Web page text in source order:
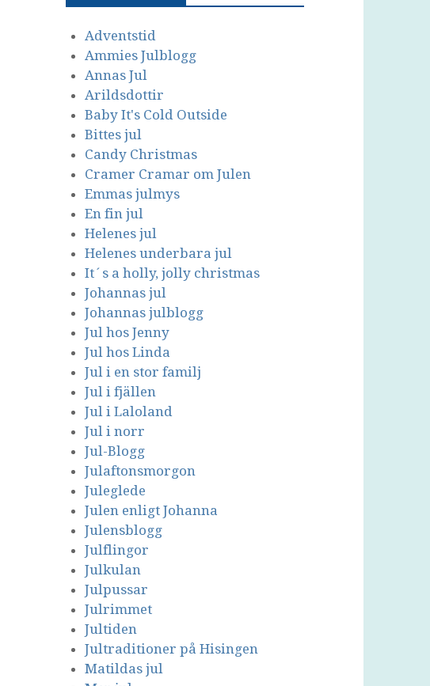
Adventstid
Ammies Julblogg
Annas Jul
Arildsdottir
Baby It's Cold Outside
Bittes jul
Candy Christmas
Cramer Cramar om Julen
Emmas julmys
En fin jul
Helenes jul
Helenes underbara jul
It´s a holly, jolly christmas
Johannas jul
Johannas julblogg
Jul hos Jenny
Jul hos Linda
Jul i en stor familj
Jul i fjällen
Jul i Laloland
Jul i norr
Jul-Blogg
Julaftonsmorgon
Juleglede
Julen enligt Johanna
Julensblogg
Julflingor
Julkulan
Julpussar
Julrimmet
Jultiden
Jultraditioner på Hisingen
Matildas jul